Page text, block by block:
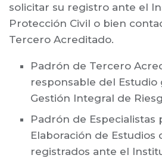
solicitar su registro ante el
Protección Civil o bien
Tercero Acreditado.
Padrón de Tercero
responsable del Estudio
Gestión Integral de
Padrón de Especialistas
Elaboración de Estudios
registrados ante el